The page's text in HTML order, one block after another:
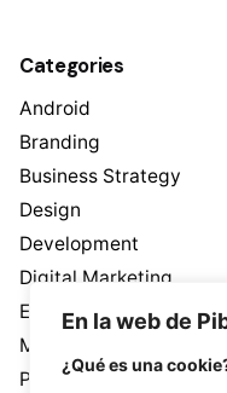
En la web de
¿Qué es una
Categories
Android
Branding
Business Strategy
Design
Development
Digital Marketing
Ecommerce
Monthly calendar
Pibeca Solutions